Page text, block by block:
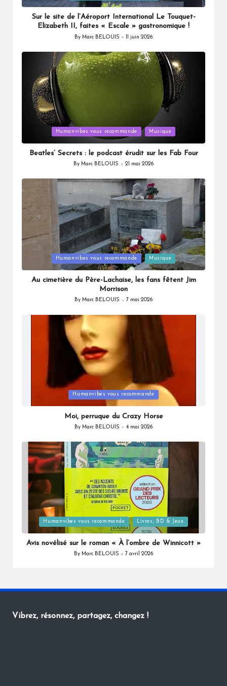
Sur le site de l’Aéroport International Le Touquet-
Elizabeth II, faites « Escale » gastronomique !
Posted
By Marc BELOUIS 11 juin 2026
in
Humanvibes vous recommande Musique
Beatles’ Secrets : le podcast érudit sur les Fab Four
Posted
By Marc BELOUIS 21 mai 2026
in
Humanvibes vous recommande Musique
Au cimetière du Père-Lachaise, les fans fêtent Jim
Morrison
Posted
By Marc BELOUIS 7 mai 2026
in
Humanvibes vous recommande
Moi, perruque du Crazy Horse
Posted
By Marc BELOUIS 4 mai 2026
Posted
in
Humanvibes vous recommande Livres, BD & Jeux
Avis novélisé sur le roman « À l’ombre de Winnicott »
Posted
By Marc BELOUIS 7 avril 2026
Vibrez, résonnez, partagez, changez !